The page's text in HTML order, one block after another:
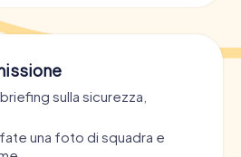
sulla sicurezza,
una foto di squadra e